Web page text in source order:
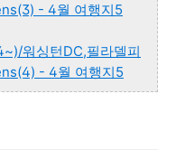
- 4월 여행지5
워싱턴DC,필라델피
- 4월 여행지5